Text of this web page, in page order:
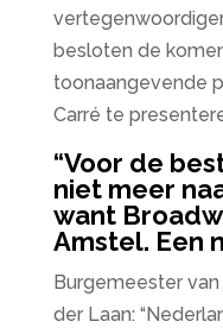
besloten de
toonaangevende
Carré te
“Voor de
niet meer
want
Amstel. Een
Burgemeester
der Laan: